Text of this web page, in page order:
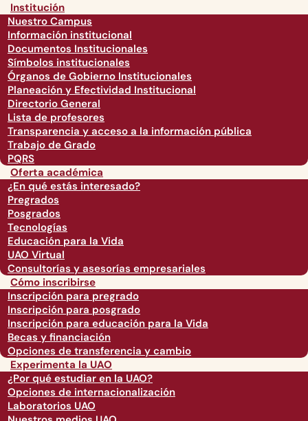
Institución
Nuestro Campus
Información institucional
Documentos Institucionales
Símbolos institucionales
Órganos de Gobierno Institucionales
Planeación y Efectividad Institucional
Directorio General
Lista de profesores
Transparencia y acceso a la información pública
Trabajo de Grado
PQRS
Oferta académica
¿En qué estás interesado?
Pregrados
Posgrados
Tecnologías
Educación para la Vida
UAO Virtual
Consultorías y asesorías empresariales
Cómo inscribirse
Inscripción para pregrado
Inscripción para posgrado
Inscripción para educación para la Vida
Becas y financiación
Opciones de transferencia y cambio
Experimenta la UAO
¿Por qué estudiar en la UAO?
Opciones de internacionalización
Laboratorios UAO